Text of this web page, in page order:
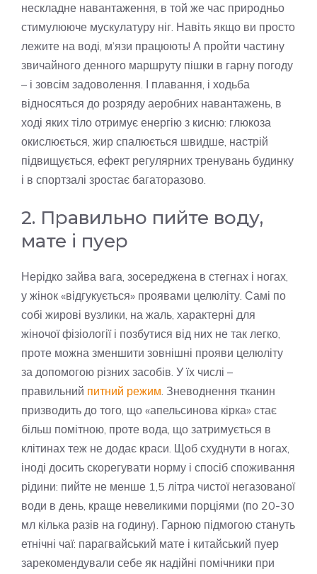
нескладне навантаження, в той же час природньо
стимулююче мускулатуру ніг. Навіть якщо ви просто
лежите на воді, м’язи працюють! А пройти частину
звичайного денного маршруту пішки в гарну погоду
– і зовсім задоволення. І плавання, і ходьба
відносяться до розряду аеробних навантажень, в
ході яких тіло отримує енергію з кисню: глюкоза
окислюється, жир спалюється швидше, настрій
підвищується, ефект регулярних тренувань будинку
і в спортзалі зростає багаторазово.
2. Правильно пийте воду,
мате і пуер
Нерідко зайва вага, зосереджена в стегнах і ногах,
у жінок «відгукується» проявами целюліту. Самі по
собі жирові вузлики, на жаль, характерні для
жіночої фізіології і позбутися від них не так легко,
проте можна зменшити зовнішні прояви целюліту
за допомогою різних засобів. У їх числі –
правильний питний режим. Зневоднення тканин
призводить до того, що «апельсинова кірка» стає
більш помітною, проте вода, що затримується в
клітинах теж не додає краси. Щоб схуднути в ногах,
іноді досить скорегувати норму і спосіб споживання
рідини: пийте не менше 1,5 літра чистої негазованої
води в день, краще невеликими порціями (по 20-30
мл кілька разів на годину). Гарною підмогою стануть
етнічні чаї: парагвайський мате і китайський пуер
зарекомендували себе як надійні помічники при